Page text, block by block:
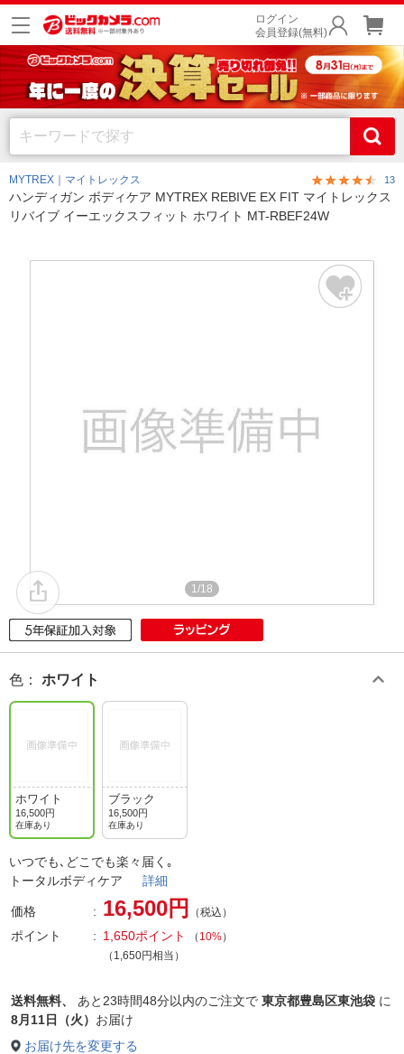
ログイン
会員登録(無料)
MYTREX｜マイトレックス 13
ハンディガン ボディケア MYTREX REBIVE EX FIT マイトレックス
リバイブ イーエックスフィット ホワイト MT-RBEF24W
1/18
色 ： ホワイト
ホワイト
16,500円
在庫あり
ブラック
16,500円
在庫あり
いつでも､どこでも楽々届く｡
トータルボディケア 詳細
価格 16,500円 （税込）
ポイント 1,650ポイント （ 10%）
（1,650円相当）
送料無料、 あと 23時間48分以内のご注文で 東京都豊島区東池袋 に
8月11日（火） お届け
お届け先を変更する